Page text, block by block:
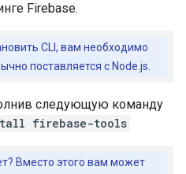
Firebase.
CLI, вам необходимо
поставляется с Node.js.
следующую команду
firebase-tools
Вместо этого вам может